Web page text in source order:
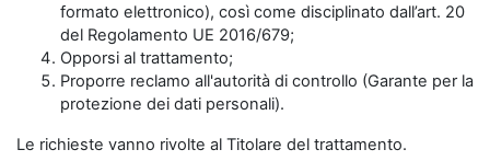
formato elettronico), così come disciplinato dall’art. 20
del Regolamento UE 2016/679;
Opporsi al trattamento;
Proporre reclamo all'autorità di controllo (Garante per la
protezione dei dati personali).
Le richieste vanno rivolte al Titolare del trattamento.